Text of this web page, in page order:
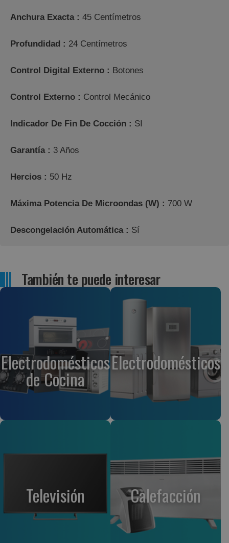
Anchura Exacta : 45 Centímetros
Profundidad : 24 Centímetros
Control Digital Externo : Botones
Control Externo : Control Mecánico
Indicador De Fin De Cocción : SI
Garantía : 3 Años
Hercios : 50 Hz
Máxima Potencia De Microondas (w) : 700 W
Descongelación Automática : Sí
También te puede interesar
Electrodomésticos
de Cocina
Electrodomésticos
Televisión Calefacción